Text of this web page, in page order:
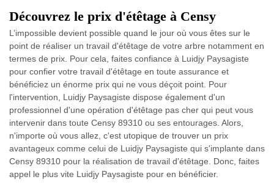
Découvrez le prix d'étêtage à Censy
L’impossible devient possible quand le jour où vous êtes sur le
point de réaliser un travail d'étêtage de votre arbre notamment en
termes de prix. Pour cela, faites confiance à Luidjy Paysagiste
pour confier votre travail d'étêtage en toute assurance et
bénéficiez un énorme prix qui ne vous déçoit point. Pour
l'intervention, Luidjy Paysagiste dispose également d'un
professionnel d'une opération d'étêtage pas cher qui peut vous
intervenir dans toute Censy 89310 ou ses entourages. Alors,
n'importe où vous allez, c'est utopique de trouver un prix
avantageux comme celui de Luidjy Paysagiste qui s'implante dans
Censy 89310 pour la réalisation de travail d'étêtage. Donc, faites
appel le plus vite Luidjy Paysagiste pour en bénéficier.